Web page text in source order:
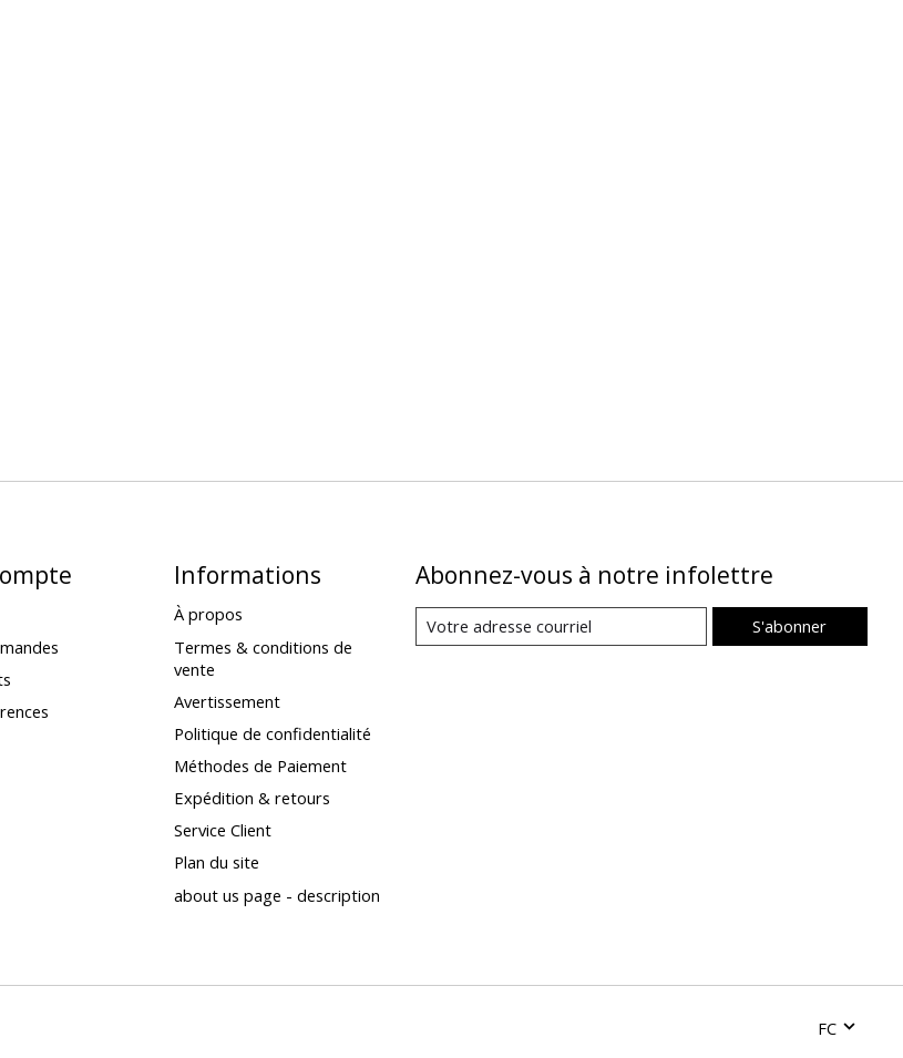
Informations
À propos
Termes & conditions de
vente
Avertissement
Politique de confidentialité
Méthodes de Paiement
Expédition & retours
Service Client
Plan du site
about us page - description
Abonnez-vous à notre infolettre
S'abonner
FC